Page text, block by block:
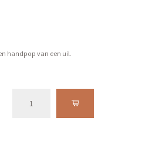
handpop van een uil.